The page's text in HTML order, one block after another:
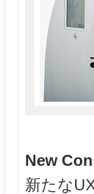
New
新たな